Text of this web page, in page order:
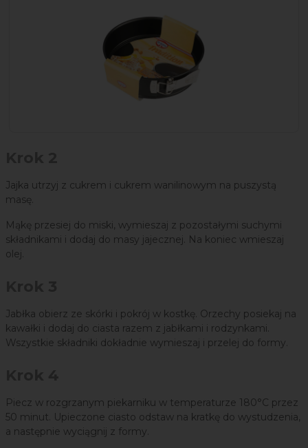
Jajka utrzyj z cukrem i cukrem wanilinowym na puszystą
masę.
Mąkę przesiej do miski, wymieszaj z pozostałymi suchymi
składnikami i dodaj do masy jajecznej. Na koniec wmieszaj
olej.
Jabłka obierz ze skórki i pokrój w kostkę. Orzechy posiekaj na
kawałki i dodaj do ciasta razem z jabłkami i rodzynkami.
Wszystkie składniki dokładnie wymieszaj i przelej do formy.
Piecz w rozgrzanym piekarniku w temperaturze 180°C przez
50 minut. Upieczone ciasto odstaw na kratkę do wystudzenia,
a następnie wyciągnij z formy.